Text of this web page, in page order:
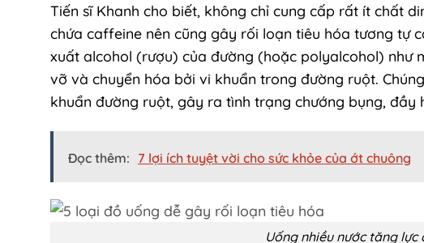
Tiến sĩ Khanh cho biết, không chỉ cung cấp rất ít chất
chứa caffeine nên cũng gây rối loạn tiêu hóa tương tự
xuất alcohol (rượu) của đường (hoặc polyalcohol) như
vỡ và chuyển hóa bởi vi khuẩn trong đường ruột.
khuẩn đường ruột, gây ra tình trạng chướng bụng, đầy
Đọc thêm: 7 lợi ích tuyệt vời cho sức khỏe của ớt chuông
Uống nhiều nước tăng